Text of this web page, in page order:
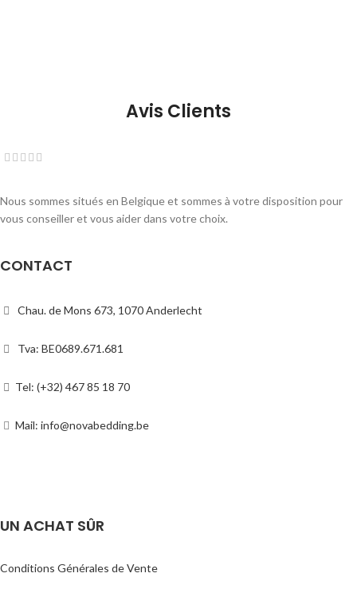
Avis Clients
Nous sommes situés en Belgique et sommes à votre disposition pour
vous conseiller et vous aider dans votre choix.
CONTACT
Chau. de Mons 673, 1070 Anderlecht
Tva: BE0689.671.681
Tel: (+32) 467 85 18 70
Mail: info@novabedding.be
UN ACHAT SÛR
Conditions Générales de Vente